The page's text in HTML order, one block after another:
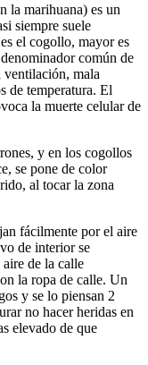
la marihuana) es un
siempre suele
el cogollo, mayor es
común de
ventilación, mala
de temperatura. El
la muerte celular de
y en los cogollos
se pone de color
al tocar la zona
fácilmente por el aire
de interior se
de la calle
la ropa de calle. Un
y se lo piensan 2
no hacer heridas en
elevado de que